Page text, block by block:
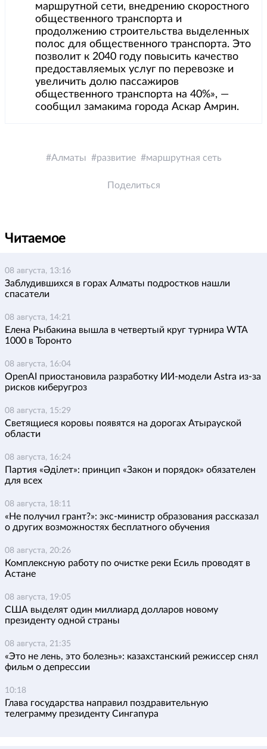
маршрутной сети, внедрению скоростного
общественного транспорта и
продолжению строительства выделенных
полос для общественного транспорта. Это
позволит к 2040 году повысить качество
предоставляемых услуг по перевозке и
увеличить долю пассажиров
общественного транспорта на 40%», —
сообщил замакима города Аскар Амрин.
Алматы развитие маршрутная сеть
Поделиться
Читаемое
08 августа, 13:16
Заблудившихся в горах Алматы подростков нашли
спасатели
08 августа, 14:21
Елена Рыбакина вышла в четвертый круг турнира WTA
1000 в Торонто
08 августа, 16:04
OpenAI приостановила разработку ИИ-модели Astra из-за
рисков киберугроз
08 августа, 15:29
Светящиеся коровы появятся на дорогах Атырауской
области
08 августа, 16:24
Партия «Әділет»: принцип «Закон и порядок» обязателен
для всех
08 августа, 18:11
«Не получил грант?»: экс-министр образования рассказал
о других возможностях бесплатного обучения
08 августа, 20:26
Комплексную работу по очистке реки Есиль проводят в
Астане
08 августа, 19:05
США выделят один миллиард долларов новому
президенту одной страны
08 августа, 21:35
«Это не лень, это болезнь»: казахстанский режиссер снял
фильм о депрессии
10:18
Глава государства направил поздравительную
телеграмму президенту Сингапура